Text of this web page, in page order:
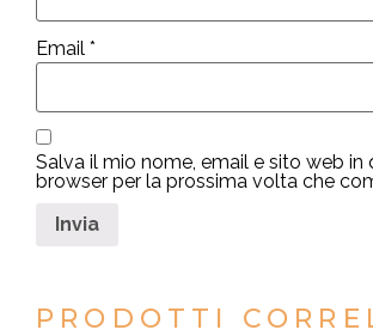
Email *
Salva il mio nome, email e sito web in
browser per la prossima volta che
PRODOTTI